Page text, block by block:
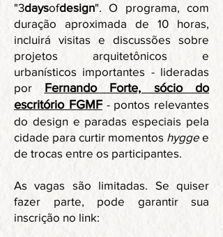
"3daysofdesign". O programa, com
duração aproximada de 10 horas,
incluirá visitas e discussões sobre
projetos arquitetônicos e
urbanísticos importantes - lideradas
por Fernando Forte, sócio do
escritório FGMF- pontos relevantes
do design e paradas especiais pela
cidade para curtir momentos hygge e
de trocas entre os participantes.
As vagas são limitadas. Se quiser
fazer parte, pode garantir sua
inscrição no link: